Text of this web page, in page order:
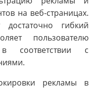
на веб-страницах.
гибкий
пользователю
в соответствии с
рекламы в